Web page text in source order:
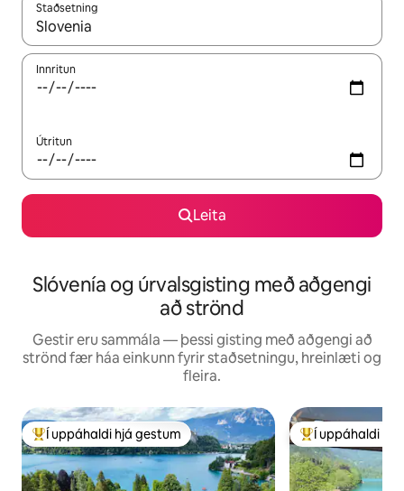
Staðsetning
Þegar niðurstöður liggja fyrir skaltu nota upp og niður
Innritun
Útritun
Leita
Slóvenía og úrvalsgisting með aðgengi
að strönd
Gestir eru sammála — þessi gisting með aðgengi að
strönd fær háa einkunn fyrir staðsetningu, hreinlæti og
fleira.
Í mestu uppáhaldi hjá gestum
Í uppáhaldi hjá gestum Í mestu
Í uppáhaldi